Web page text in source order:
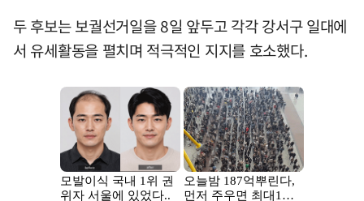
두 후보는 보궐선거일을 8일 앞두고 각각 강서구 일대에
서 유세활동을 펼치며 적극적인 지지를 호소했다.